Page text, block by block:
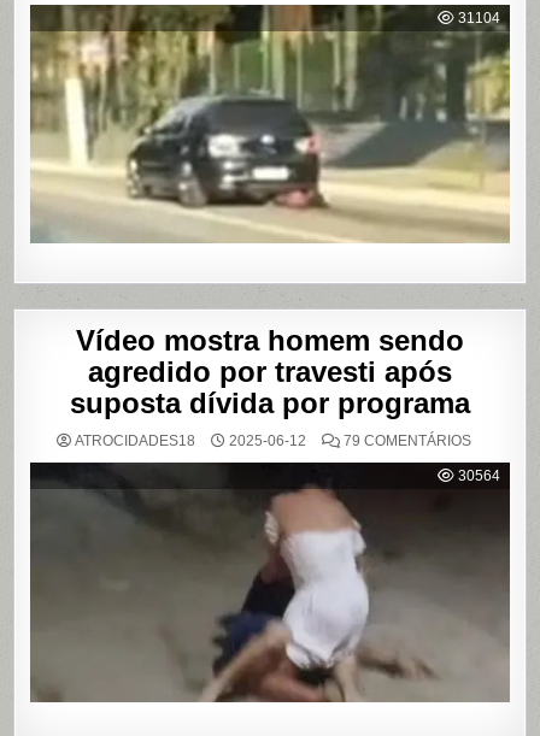
É
E
POR
APÓS
BRIGA
EM
CASA
SHOWS
SÃO
PAULO
31104
Vídeo mostra homem sendo
agredido por travesti após
suposta dívida por programa
ATROCIDADES18 2025-06-12 79 COMENTÁRIOSEM
MOSTRA
HOMEM
30564